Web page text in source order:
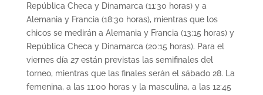
República Checa y Dinamarca (11:30 horas) y a
Alemania y Francia (18:30 horas), mientras que los
chicos se medirán a Alemania y Francia (13:15 horas) y
República Checa y Dinamarca (20:15 horas). Para el
viernes día 27 están previstas las semifinales del
torneo, mientras que las finales serán el sábado 28. La
femenina, a las 11:00 horas y la masculina, a las 12:45